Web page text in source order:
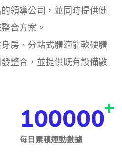
的領導公司，並同時提供健
合方案。
房、分站式體適能軟硬體
整合，並提供既有設備數
100000+
每日累積運動數據